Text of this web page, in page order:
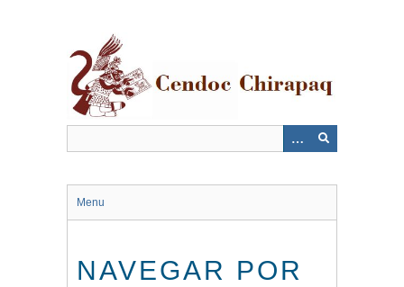
Menu
NAVEGAR POR